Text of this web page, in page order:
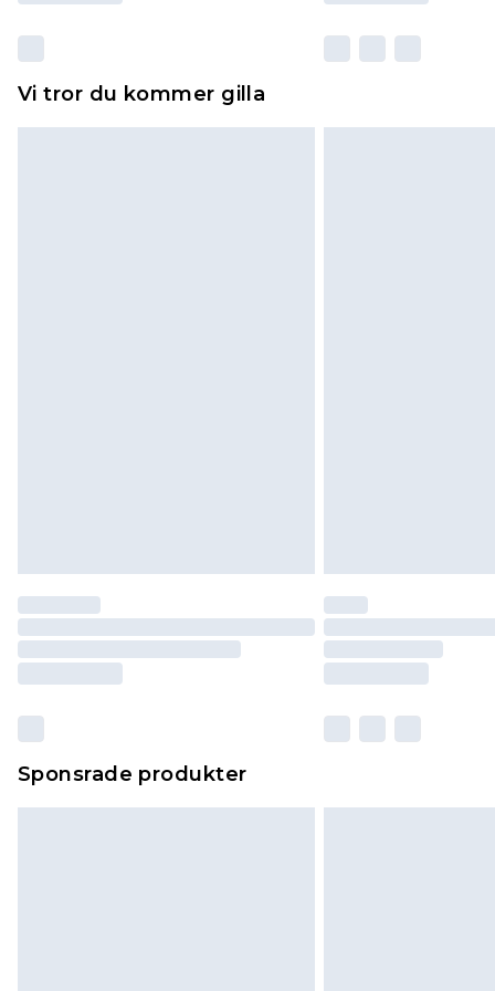
Vi tror du kommer gilla
Sponsrade produkter